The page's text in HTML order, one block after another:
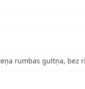
rumbas gultņa, bez